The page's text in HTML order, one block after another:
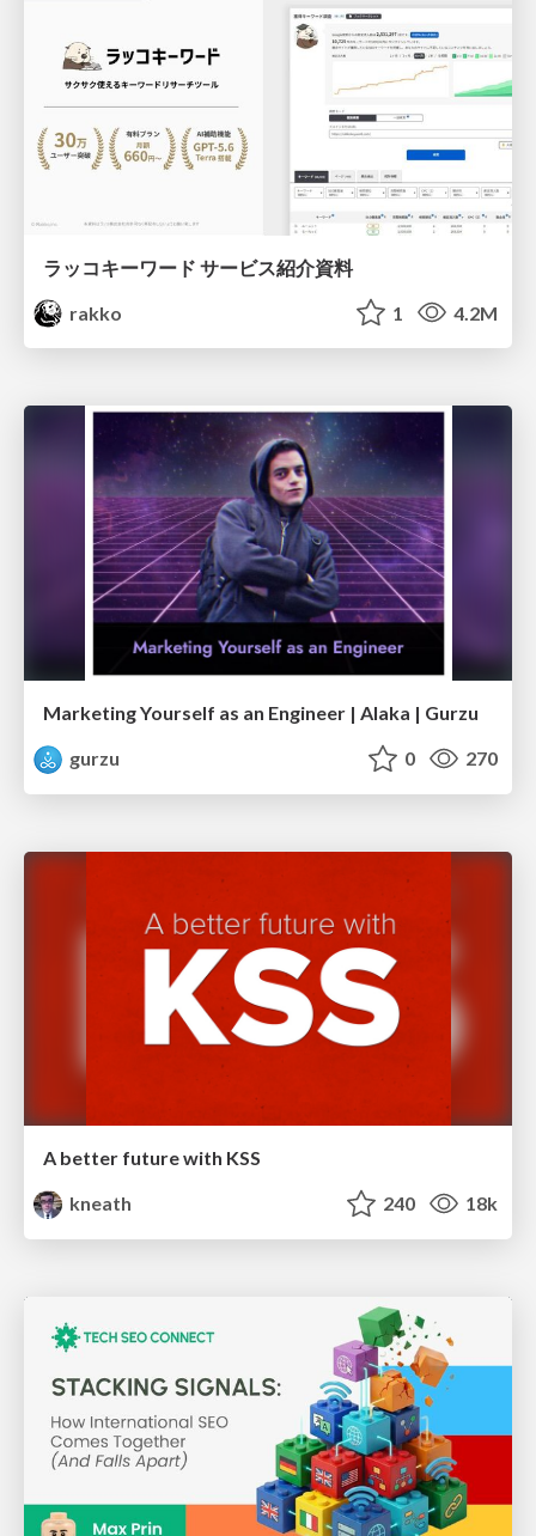
ラッコキーワード サービス紹介資料
rakko
1 4.2M
Marketing Yourself as an Engineer | Alaka | Gurzu
gurzu
0 270
A better future with KSS
kneath
240 18k